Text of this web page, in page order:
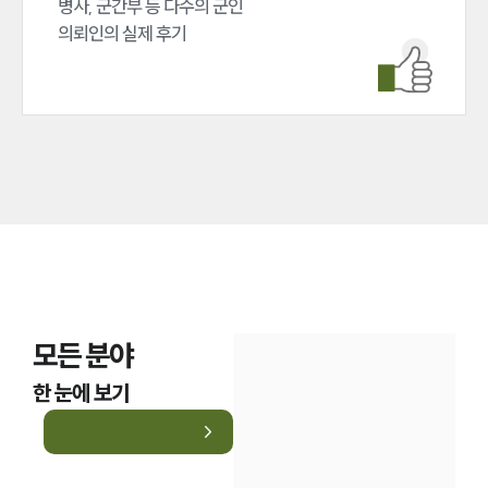
업무분야
뉴스레터/브로슈어
병사, 군간부 등 다수의 군인
의뢰인의 실제 후기
모든 분야
한 눈에 보기